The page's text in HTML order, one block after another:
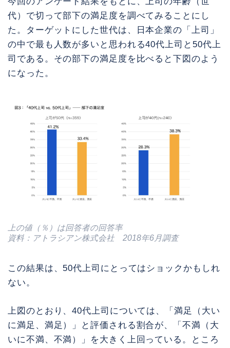
代）で切って部下の満足度を調べてみることにし
た。ターゲットにした世代は、日本企業の「上司」
の中で最も人数が多いと思われる40代上司と50代上
司である。その部下の満足度を比べると下図のよう
になった。
上の値（％）は回答者の回答率
資料：アトラシアン株式会社 2018年6月調査
この結果は、50代上司にとってはショックかもしれ
ない。
上図のとおり、40代上司については、「満足（大い
に満足、満足）」と評価される割合が、「不満（大
いに不満、不満）」を大きく上回っている。ところ